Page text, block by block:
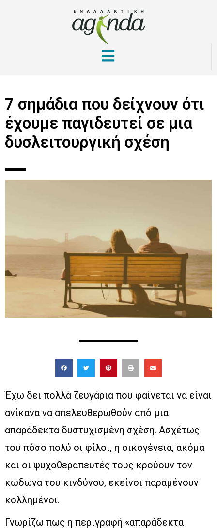
7 σημάδια που δείχνουν ότι
έχουμε παγιδευτεί σε μια
δυσλειτουργική σχέση
Έχω δει πολλά ζευγάρια που φαίνεται να είναι
ανίκανα να απελευθερωθούν από μια
απαράδεκτα δυστυχισμένη σχέση. Ασχέτως
του πόσο πολύ οι φίλοι, η οικογένεια, ακόμα
και οι ψυχοθεραπευτές τους κρούουν τον
κώδωνα του κινδύνου, εκείνοι παραμένουν
κολλημένοι.
Γνωρίζω πως η περιγραφή «απαράδεκτα